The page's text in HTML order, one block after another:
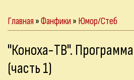
Главная»Фанфики» Юмор/Стеб
"Коноха-ТВ".
(часть 1)